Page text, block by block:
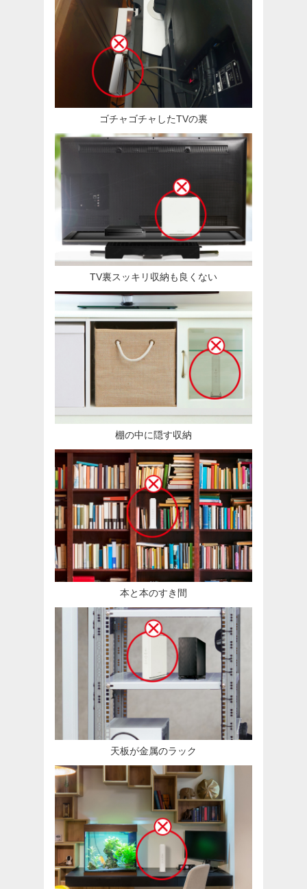
ゴチャゴチャしたTVの裏
TV裏スッキリ収納も良くない
棚の中に隠す収納
本と本のすき間
天板が金属のラック